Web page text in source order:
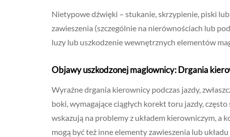
Nietypowe dźwięki – stukanie, skrzypienie, piski
zawieszenia (szczególnie na nierównościach lub
luzy lub uszkodzenie wewnętrznych elementów
Objawy uszkodzonej maglownicy: Drgania
Wyraźne drgania kierownicy podczas jazdy,
boki, wymagające ciągłych korekt toru jazdy,
wskazują na problemy z układem kierowniczym, a
mogą być też inne elementy zawieszenia lub